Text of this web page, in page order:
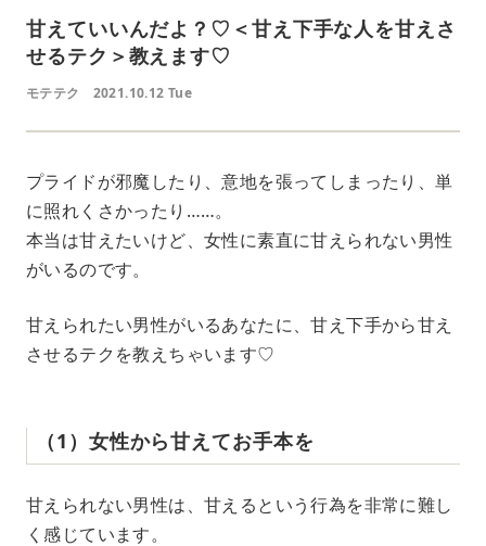
甘えていいんだよ？♡＜甘え下手な人を甘えさ
せるテク＞教えます♡
モテテク 2021.10.12 Tue
プライドが邪魔したり、意地を張ってしまったり、単
に照れくさかったり……。
本当は甘えたいけど、女性に素直に甘えられない男性
がいるのです。
甘えられたい男性がいるあなたに、甘え下手から甘え
させるテクを教えちゃいます♡
（1）女性から甘えてお手本を
甘えられない男性は、甘えるという行為を非常に難し
く感じています。